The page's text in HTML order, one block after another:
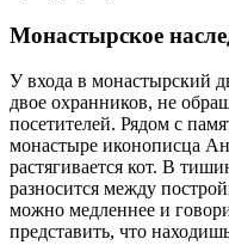
Монастырское
У входа в монастырский
двое охранников, не
посетителей. Рядом с
монастыре иконописца
растягивается кот. В
разносится между
можно медленнее и
представить, что